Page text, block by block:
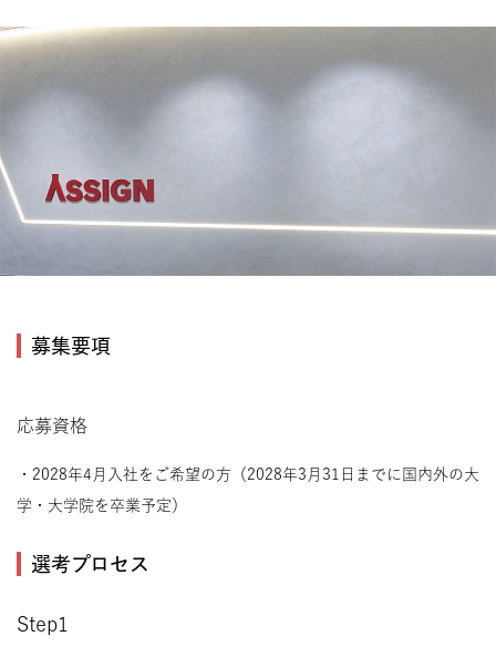
募集要項
応募資格
・2028年4月入社をご希望の方（2028年3月31日までに国内外の大
学・大学院を卒業予定）
選考プロセス
Step1